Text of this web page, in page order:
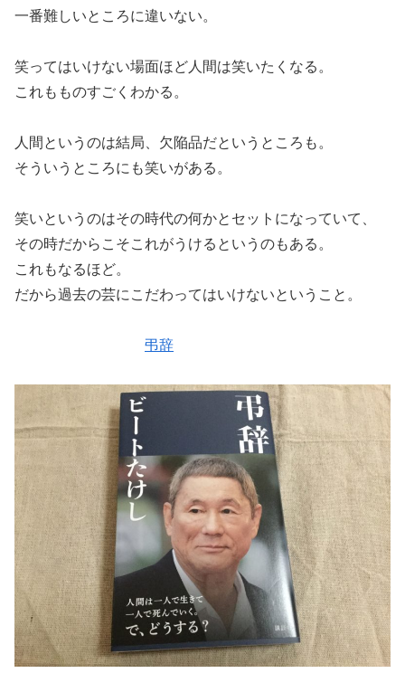
一番難しいところに違いない。
笑ってはいけない場面ほど人間は笑いたくなる。
これもものすごくわかる。
人間というのは結局、欠陥品だというところも。
そういうところにも笑いがある。
笑いというのはその時代の何かとセットになっていて、
その時だからこそこれがうけるというのもある。
これもなるほど。
だから過去の芸にこだわってはいけないということ。
弔辞